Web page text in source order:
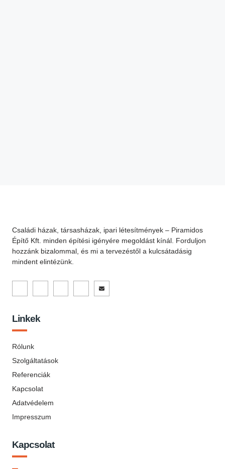
Családi házak, társasházak, ipari létesítmények – Piramidos
Építő Kft. minden építési igényére megoldást kínál. Forduljon
hozzánk bizalommal, és mi a tervezéstől a kulcsátadásig
mindent elintézünk.
Linkek
Rólunk
Szolgáltatások
Referenciák
Kapcsolat
Adatvédelem
Impresszum
Kapcsolat